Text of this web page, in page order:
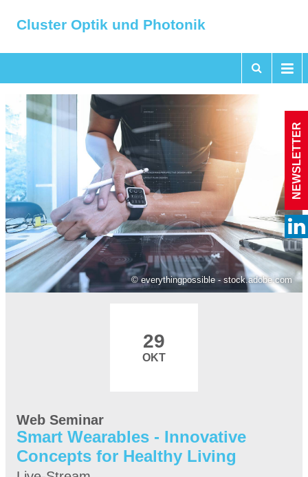
Cluster Optik und Photonik
© everythingpossible - stock.adobe.com
29
OKT
Web Seminar
Smart Wearables - Innovative
Concepts for Healthy Living
NEWSLETTER